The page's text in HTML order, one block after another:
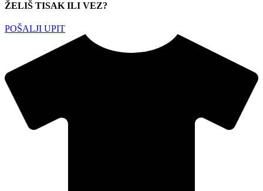
ŽELIŠ TISAK ILI VEZ?
POŠALJI UPIT